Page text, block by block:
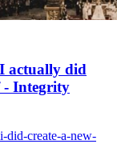
actually did
- Integrity
did-create-a-new-